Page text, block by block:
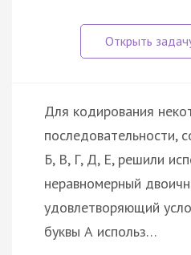
Для кодирования
последовательности,
Б, В, Г, Д, Е, решили
неравномерный
удовлетворяющий
буквы А использ…